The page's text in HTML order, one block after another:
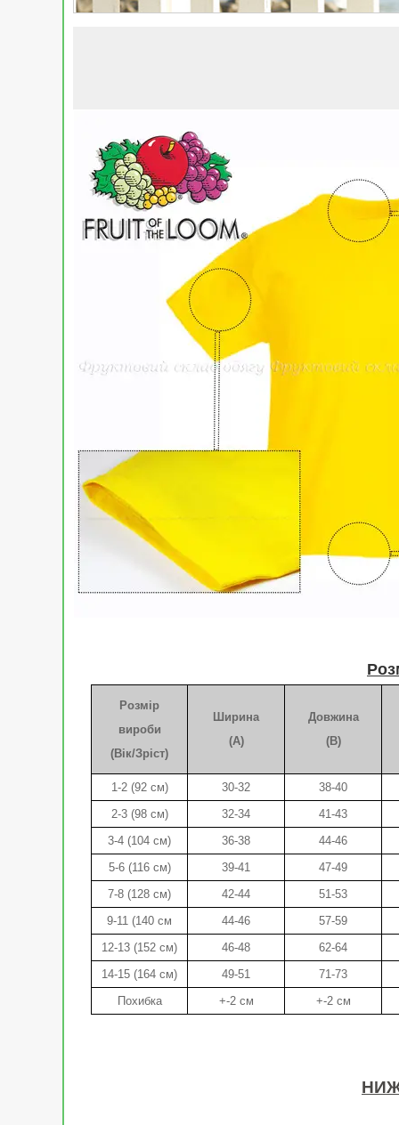
Розмір
вироби
(Вік/Зріст)
Ширина
(A)
Довжина
(B)
1-2 (92 см) 30-32
38-40
2-3 (98 см)
32-34
41-43
3-4 (104 см)
36-38
44-46
5-6 (116 см)
39-41
47-49
7-8 (128 см)
42-44
51-53
9-11 (140 см
44-46
57-59
12-13 (152 см)
46-48
62-64
14-15 (164 см)
49-51
71-73
Похибка
+-2 см +-2 см